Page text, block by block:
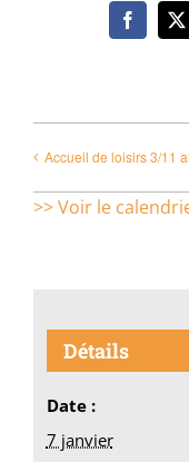
Facebook
X
Accueil de loisirs 3/11
>> Voir le
Détails
Date :
7 janvier